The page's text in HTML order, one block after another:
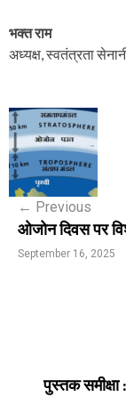
भक्त राम
अध्यक्ष, स्वतंत्रता
P
o
s
n
← Previous
ओजोन दिवस पर
September 16, 2025
पुस्तक